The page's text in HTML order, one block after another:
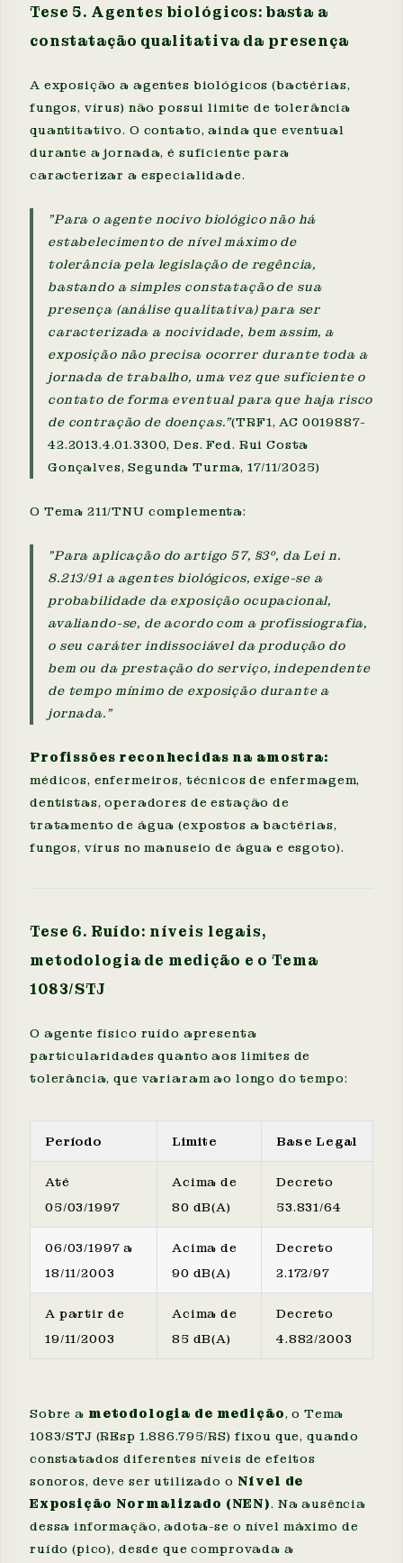
Tese 5. Agentes biológicos: basta a
constatação qualitativa da presença
A exposição a agentes biológicos (bactérias,
fungos, vírus) não possui limite de tolerância
quantitativo. O contato, ainda que eventual
durante a jornada, é suficiente para
caracterizar a especialidade.
"Para o agente nocivo biológico não há
estabelecimento de nível máximo de
tolerância pela legislação de regência,
bastando a simples constatação de sua
presença (análise qualitativa) para ser
caracterizada a nocividade, bem assim, a
exposição não precisa ocorrer durante toda a
jornada de trabalho, uma vez que suficiente o
contato de forma eventual para que haja risco
de contração de doenças."(TRF1, AC 0019887-
42.2013.4.01.3300, Des. Fed. Rui Costa
Gonçalves, Segunda Turma, 17/11/2025)
O Tema 211/TNU complementa:
"Para aplicação do artigo 57, §3º, da Lei n.
8.213/91 a agentes biológicos, exige-se a
probabilidade da exposição ocupacional,
avaliando-se, de acordo com a profissiografia,
o seu caráter indissociável da produção do
bem ou da prestação do serviço, independente
de tempo mínimo de exposição durante a
jornada."
Profissões reconhecidas na amostra:
médicos, enfermeiros, técnicos de enfermagem,
dentistas, operadores de estação de
tratamento de água (expostos a bactérias,
fungos, vírus no manuseio de água e esgoto).
Tese 6. Ruído: níveis legais,
metodologia de medição e o Tema
1083/STJ
O agente físico ruído apresenta
particularidades quanto aos limites de
tolerância, que variaram ao longo do tempo:
Período Limite Base Legal
Até
05/03/1997
Acima de
80 dB(A)
Decreto
53.831/64
06/03/1997 a
18/11/2003
Acima de
90 dB(A)
Decreto
2.172/97
A partir de
19/11/2003
Acima de
85 dB(A)
Decreto
4.882/2003
Sobre a metodologia de medição, o Tema
1083/STJ (REsp 1.886.795/RS) fixou que, quando
constatados diferentes níveis de efeitos
sonoros, deve ser utilizado o Nível de
Exposição Normalizado (NEN). Na ausência
dessa informação, adota-se o nível máximo de
ruído (pico), desde que comprovada a